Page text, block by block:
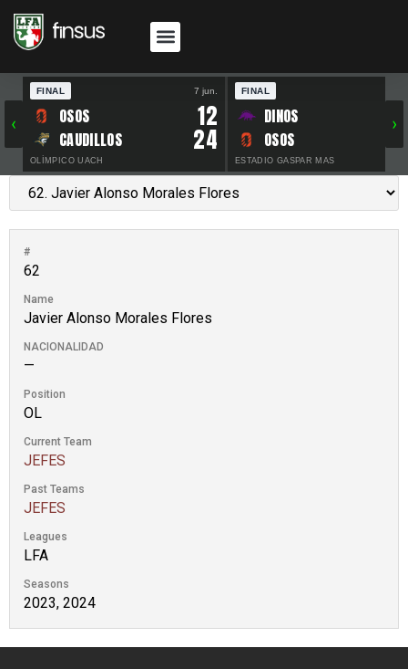
‹
FINAL 7 jun.
OSOS 12
CAUDILLOS 24
OLÍMPICO UACH
FINAL
DINOS
OSOS
ESTADIO GASPAR MAS
›
#
62
Name
Javier Alonso Morales Flores
NACIONALIDAD
—
Position
OL
Current Team
JEFES
Past Teams
JEFES
Leagues
LFA
Seasons
2023, 2024